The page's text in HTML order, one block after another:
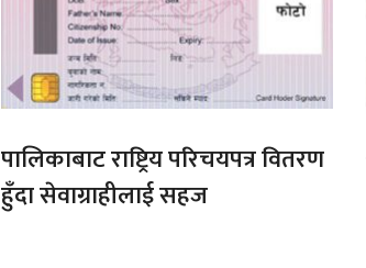
पालिकाबाट राष्ट्रिय परिचयपत्र वितरण
हुँदा सेवाग्राहीलाई सहज